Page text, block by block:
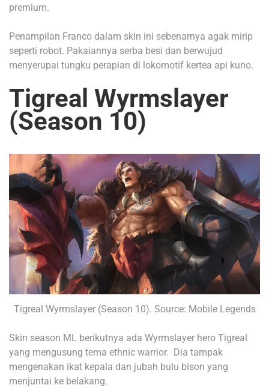
premium.
Penampilan Franco dalam skin ini sebenarnya agak mirip
seperti robot. Pakaiannya serba besi dan berwujud
menyerupai tungku perapian di lokomotif kertea api kuno.
Tigreal Wyrmslayer
(Season 10)
Tigreal Wyrmslayer (Season 10). Source: Mobile Legends
Skin season ML berikutnya ada Wyrmslayer hero Tigreal
yang mengusung tema ethnic warrior.
Dia tampak
mengenakan ikat kepala dan jubah bulu bison yang
menjuntai ke belakang.